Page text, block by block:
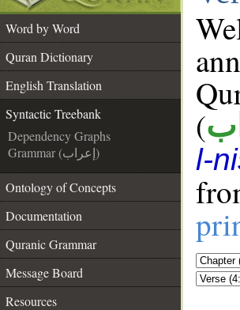
Word by Word
Quran Dictionary
English Translation
Syntactic Treebank
Dependency Graphs
Grammar (إعراب)
Ontology of Concepts
Documentation
Quranic Grammar
Message Board
Resources
(
l-